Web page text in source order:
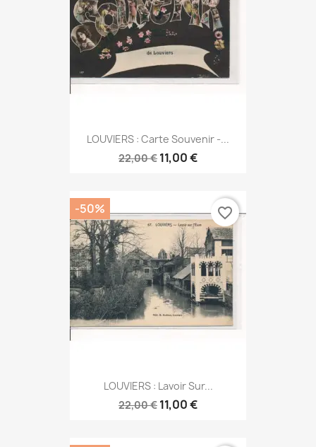
LOUVIERS : Carte Souvenir -...
22,00 € 11,00 €
LOUVIERS : Lavoir Sur...
22,00 € 11,00 €
-50% favorite_border